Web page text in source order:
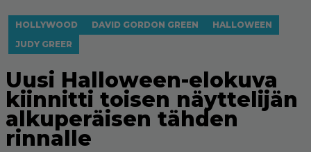
HOLLYWOOD DAVID GORDON GREEN
HALLOWEEN
JUDY GREER
Uusi Halloween-elokuva
kiinnitti toisen näyttelijän
alkuperäisen tähden
rinnalle